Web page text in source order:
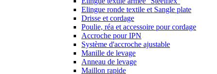
Elingue ronde textile et Sangle plate
Drisse et cordage
Poulie, réa et accessoire pour cordage
Accroche pour IPN
Système d'accroche ajustable
Manille de levage
Anneau de levage
Maillon rapide